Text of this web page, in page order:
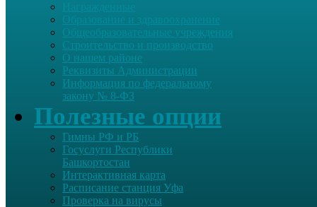
Награжденные
Образование и здравоохранение
Общеобразовательные учреждения
Строительство и производство
О нашем районе
Реквизиты Администрации
Информация по федеральному
закону № 8-ФЗ
Полезные опции
Гимны РФ и РБ
Госуслуги Республики
Башкортостан
Интерактивная карта
Расписание станция Уфа
Проверка на вирусы